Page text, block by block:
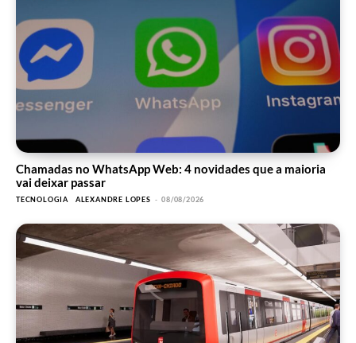
Chamadas no WhatsApp Web: 4 novidades que a maioria
vai deixar passar
TECNOLOGIA ALEXANDRE LOPES - 08/08/2026